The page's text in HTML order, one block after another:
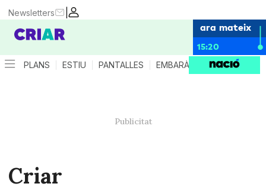
|
Newsletters
ara mateix
15:20
PLANS ESTIU PANTALLES EMBARÀS CRIANÇA
Criar